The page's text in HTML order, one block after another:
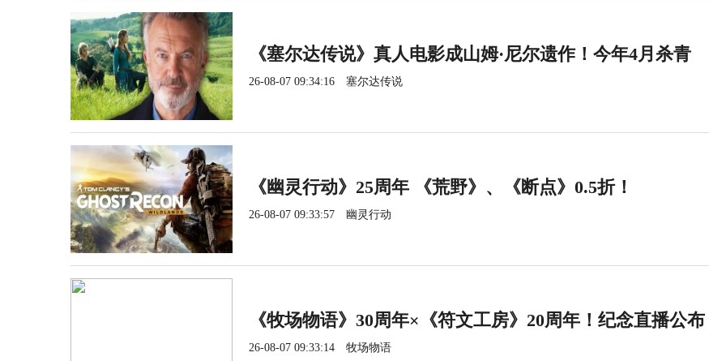
《塞尔达传说》真人电影成山姆·尼尔遗作！今年4月杀青
26-08-07 09:34:16 塞尔达传说
《幽灵行动》25周年 《荒野》、《断点》0.5折！
26-08-07 09:33:57 幽灵行动
《牧场物语》30周年×《符文工房》20周年！纪念直播公布
26-08-07 09:33:14 牧场物语